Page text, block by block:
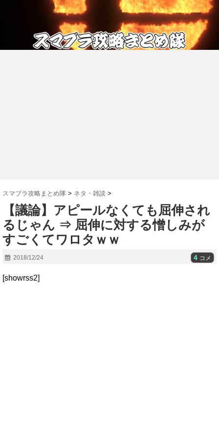
スマブラ攻略まとめ隊 > ネタ・雑談 >
【議論】アピールなくても屈伸され
るじゃん ⇒ 屈伸に対する憎しみが
すごくてワロタｗｗ
2018/12/24 4 コメ
[showrss2]